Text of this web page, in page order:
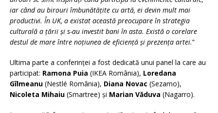
iar când au birouri îmbunătățite cu artă, ei devin mult mai
productivi. În UK, a existat această preocupare în strategia
culturală a țării și s-au investit bani în asta. Există o corelare
destul de mare între noțiunea de eficiență și prezența artei.”
Ultima parte a conferinței a fost dedicată unui panel la care au
participat: Ramona Puia (IKEA România), Loredana
Gîlmeanu (Nestlé România), Diana Novac (Sezamo),
Nicoleta Mihaiu (Smartree) și Marian Văduva (Nagarro).